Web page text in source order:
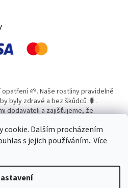
cookie. Dalším procházením
s jejich používáním.. Více
🌱. Naše rostliny pravidelně
byly zdravé a bez škůdců 🐛.
dodavateli a zajišťujeme, že